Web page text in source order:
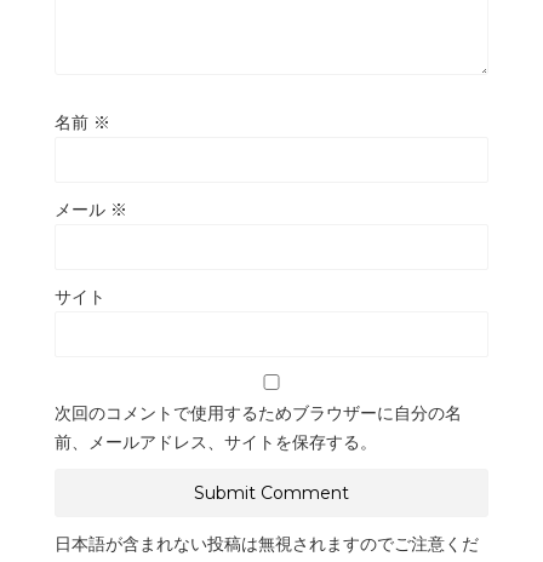
名前 ※
メール ※
サイト
次回のコメントで使用するためブラウザーに自分の名
前、メールアドレス、サイトを保存する。
日本語が含まれない投稿は無視されますのでご注意くだ